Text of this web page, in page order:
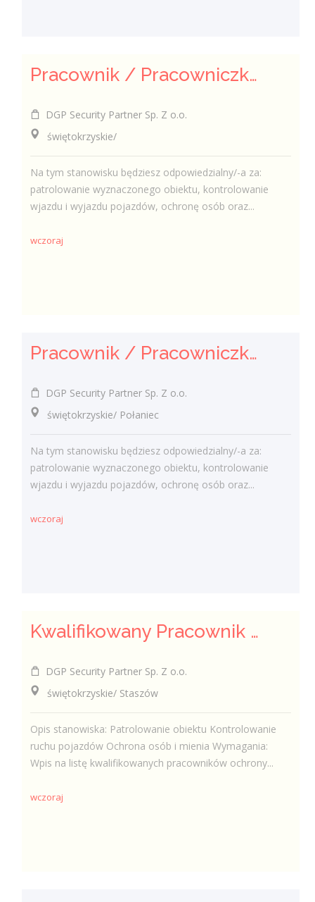
Pracownik / Pracowniczka Ochrony z Pozwoleniem na Broń
DGP Security Partner Sp. Z o.o.
świętokrzyskie/
Na tym stanowisku będziesz odpowiedzialny/-a za:
patrolowanie wyznaczonego obiektu, kontrolowanie
wjazdu i wyjazdu pojazdów, ochronę osób oraz...
wczoraj
Pracownik / Pracowniczka Ochrony z Pozwoleniem na Broń
DGP Security Partner Sp. Z o.o.
świętokrzyskie/ Połaniec
Na tym stanowisku będziesz odpowiedzialny/-a za:
patrolowanie wyznaczonego obiektu, kontrolowanie
wjazdu i wyjazdu pojazdów, ochronę osób oraz...
wczoraj
Kwalifikowany Pracownik Ochrony z Pozwoleniem na Broń (K/M)
DGP Security Partner Sp. Z o.o.
świętokrzyskie/ Staszów
Opis stanowiska: Patrolowanie obiektu Kontrolowanie
ruchu pojazdów Ochrona osób i mienia Wymagania:
Wpis na listę kwalifikowanych pracowników ochrony...
wczoraj